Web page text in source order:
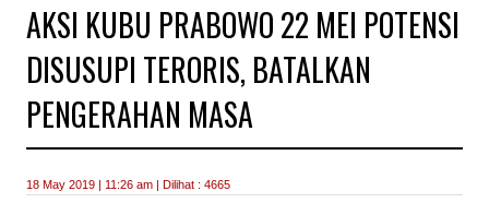
AKSI KUBU PRABOWO 22 MEI POTENSI
DISUSUPI TERORIS, BATALKAN
PENGERAHAN MASA
18 May 2019 | 11:26 am | Dilihat : 4665